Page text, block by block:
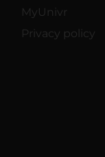
MyUnivr
Privacy policy